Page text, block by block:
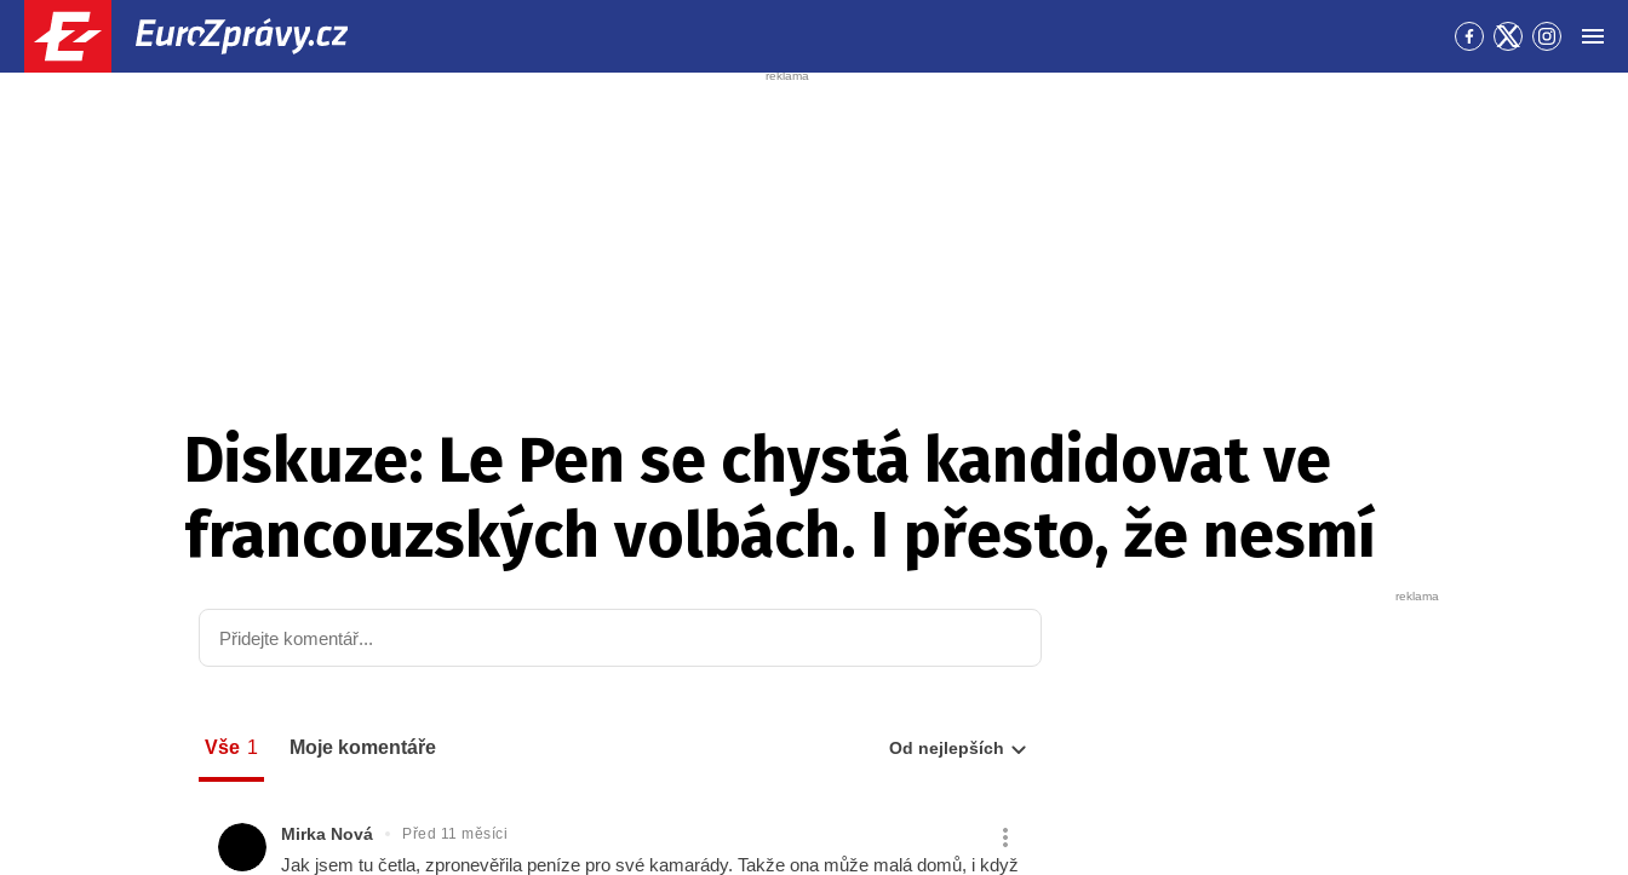
Přejít
na
Přejít
na
Přejít
na
Diskuze: Le Pen se chystá kandidovat ve
francouzských volbách. I přesto, že nesmí